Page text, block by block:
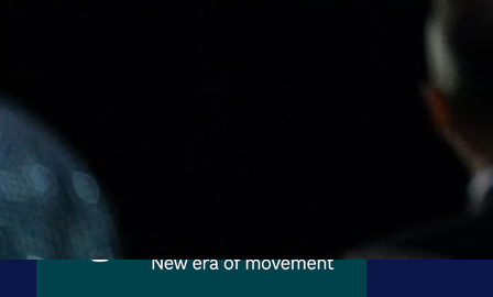
Zmajevi dobili veliko pojačanje:
Fudbaler Olympiacosa želi obući
dres BiH!
Premijer liga BiH